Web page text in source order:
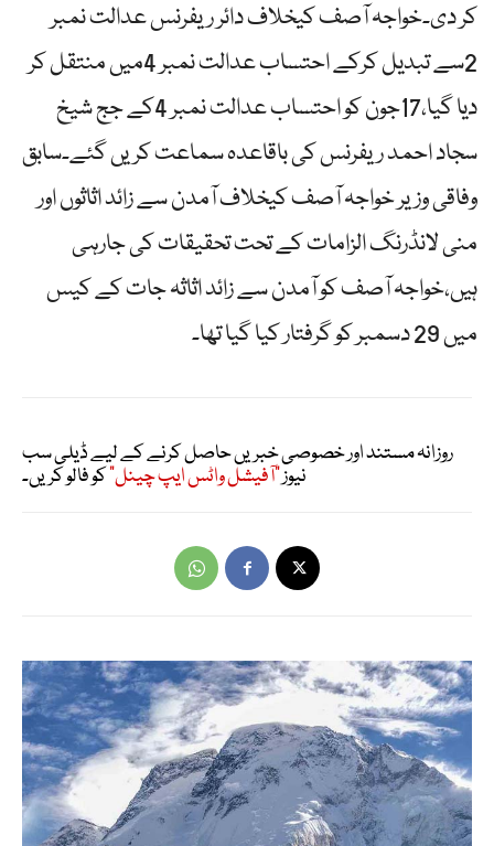
کر دی۔خواجہ آصف کیخلاف دائر ریفرنس عدالت نمبر
2سے تبدیل کرکے احتساب عدالت نمبر 4میں منتقل کر
دیا گیا،17جون کو احتساب عدالت نمبر 4کے جج شیخ
سجاد احمد ریفرنس کی باقاعدہ سماعت کریں گئے۔سابق
وفاقی وزیر خواجہ آصف کیخلاف آمدن سے زائد اثاثوں اور
منی لانڈرنگ الزامات کے تحت تحقیقات کی جارہی
ہیں،خواجہ آصف کو آمدن سے زائد اثاثہ جات کے کیس
میں 29 دسمبر کو گرفتار کیا گیا تھا۔
روزانہ مستند اور خصوصی خبریں حاصل کرنے کے لیے ڈیلی سب
نیوز"آفیشل واٹس ایپ چینل"کو فالو کریں۔